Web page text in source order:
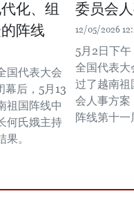
化、组
阵线
国代表大会
幕后，5月13
祖国阵线中
何氏娥主持
。
委员会
12/05/2026
5月2日下
全国代表大
过了越南祖
会人事方案
阵线第十一